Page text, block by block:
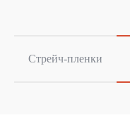
Стрейч-пленки